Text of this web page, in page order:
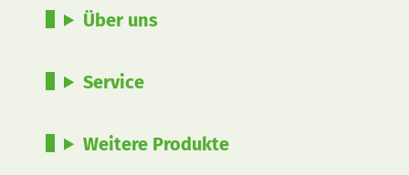
Über uns
Service
Weitere Produkte